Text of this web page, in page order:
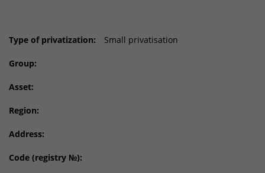
Type of privatization: Small privatisation
Group:
Asset:
Region:
Address:
Code (registry №):